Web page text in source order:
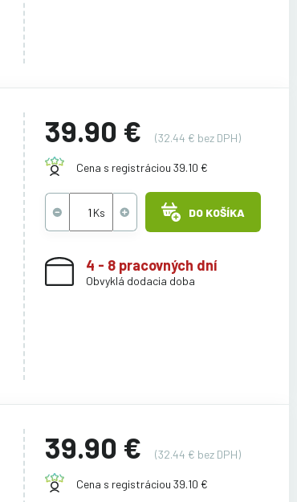
39.90 € (32.44 € bez DPH)
Cena s registráciou 39.10 €
DO KOŠÍKA
4 - 8 pracovných dní
Obvyklá dodacia doba
39.90 € (32.44 € bez DPH)
Cena s registráciou 39.10 €